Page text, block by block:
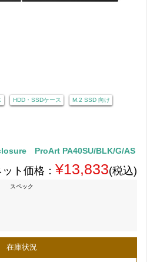
HDD・SSDケース M.2 SSD 向け
ProArt PA40SU/BLK/G/AS
ット価格： ¥13,833(税込)
スペック
在庫状況